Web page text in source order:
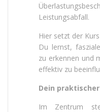
Leistungsabfall.
Hier setzt der
Du lernst,
zu erkennen und
effektiv zu
Dein
Im Zentrum